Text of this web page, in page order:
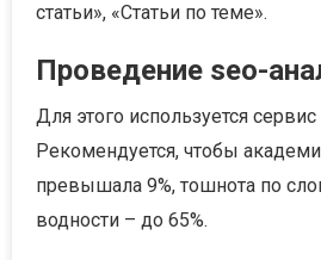
статьи», «Статьи по теме».
Проведение seo-
Для этого используется сервис
Рекомендуется, чтобы
превышала 9%, тошнота по
водности – до 65%.